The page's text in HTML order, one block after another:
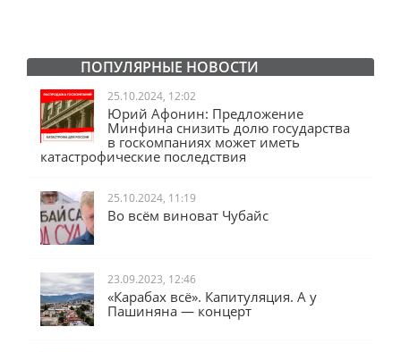
ПОПУЛЯРНЫЕ НОВОСТИ
25.10.2024, 12:02
Юрий Афонин: Предложение
Минфина снизить долю государства
в госкомпаниях может иметь
катастрофические последствия
25.10.2024, 11:19
Во всём виноват Чубайс
23.09.2023, 12:46
«Карабах всё». Капитуляция. А у
Пашиняна — концерт